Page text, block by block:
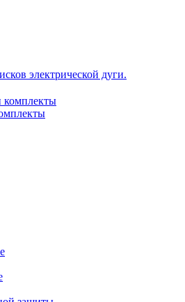
электрической дуги.